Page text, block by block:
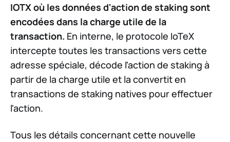
IOTX où les données d'action de staking sont
encodées dans la charge utile de la
transaction. En interne, le protocole IoTeX
intercepte toutes les transactions vers cette
adresse spéciale, décode l'action de staking à
partir de la charge utile et la convertit en
transactions de staking natives pour effectuer
l'action.
Tous les détails concernant cette nouvelle